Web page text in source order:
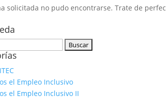
solicitada no pudo encontrarse. Trate de
el Empleo Inclusivo
el Empleo Inclusivo II